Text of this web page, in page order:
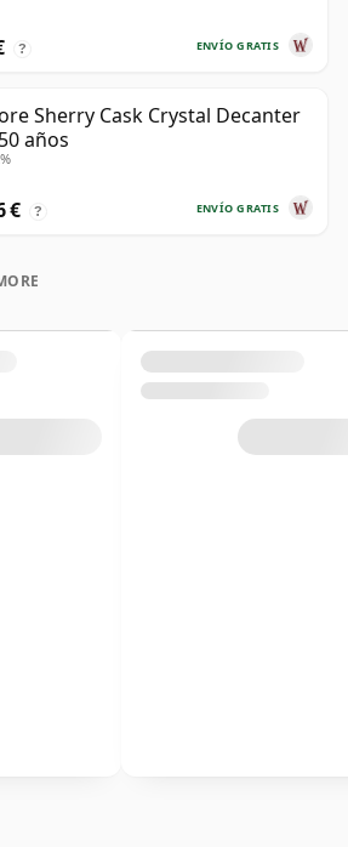
ENVÍO GRATIS
?
Sherry Cask Crystal Decanter
años
ENVÍO GRATIS
€ ?